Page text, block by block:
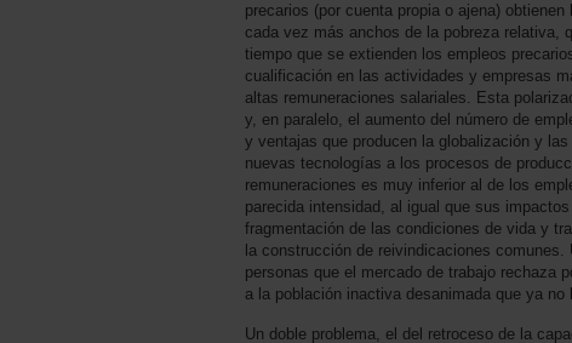
precarios (por cuenta propia o ajena)
cada vez más anchos de la pobreza relativa,
tiempo que se extienden los empleos
cualificación en las actividades y empresas
altas remuneraciones salariales. Esta
y, en paralelo, el aumento del número de
y ventajas que producen la globalización y
nuevas tecnologías a los procesos de
remuneraciones es muy inferior al de los
parecida intensidad, al igual que sus
fragmentación de las condiciones de vida y
la construcción de reivindicaciones
personas que el mercado de trabajo rechaza
a la población inactiva desanimada que ya no
Un doble problema, el del retroceso de la